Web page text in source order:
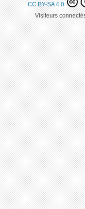
CC BY-SA 4.0
Visiteurs